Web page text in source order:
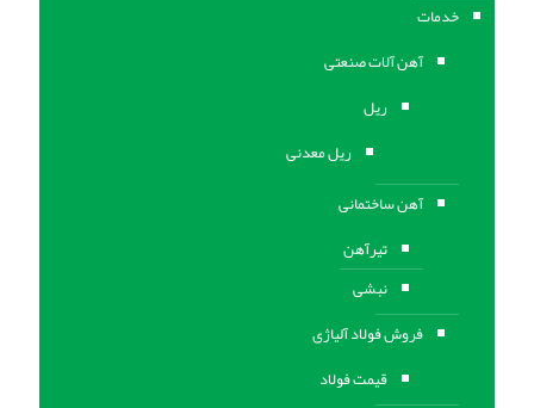
خدمات
آهن آلات صنعتی
ریل
ریل معدنی
آهن ساختمانی
تیرآهن
نبشی
فروش فولاد آلیاژی
قیمت فولاد